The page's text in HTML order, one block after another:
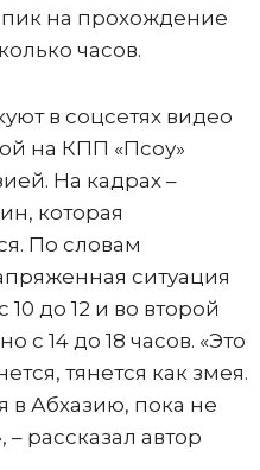
на прохождение
часов.
в соцсетях видео
на КПП «Псоу»
На кадрах –
которая
По словам
ситуация
до 12 и во второй
с 14 до 18 часов. «Это
тянется как змея.
в Абхазию, пока не
рассказал автор